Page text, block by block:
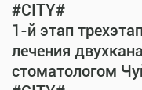
#CITY#
1-й этап
лечения
стоматологом